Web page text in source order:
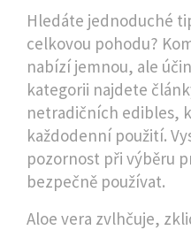
Hledáte jednoduché
celkovou pohodu?
nabízí jemnou, ale
kategorii najdete
netradičních edibles,
každodenní použití.
pozornost při výběru
bezpečně používat.
Aloe vera zvlhčuje,